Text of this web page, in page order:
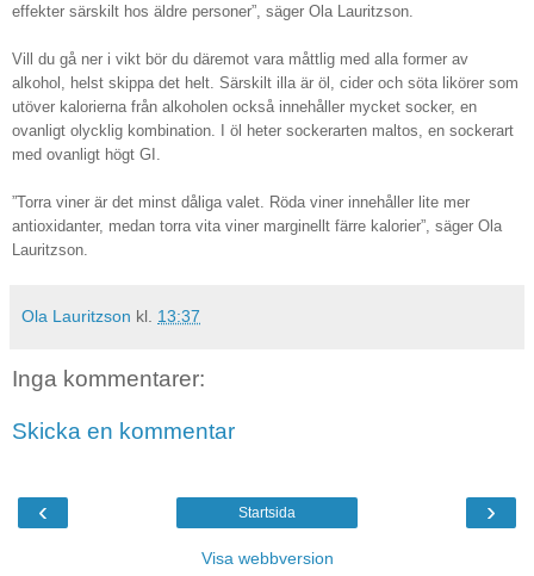
effekter särskilt hos äldre personer”, säger Ola Lauritzson.
Vill du gå ner i vikt bör du däremot vara måttlig med alla former av
alkohol, helst skippa det helt. Särskilt illa är öl, cider och söta likörer som
utöver kalorierna från alkoholen också innehåller mycket socker, en
ovanligt olycklig kombination. I öl heter sockerarten maltos, en sockerart
med ovanligt högt GI.
”Torra viner är det minst dåliga valet. Röda viner innehåller lite mer
antioxidanter, medan torra vita viner marginellt färre kalorier”, säger Ola
Lauritzson.
Ola Lauritzson kl. 13:37
Inga kommentarer:
Skicka en kommentar
‹ ›
Startsida
Visa webbversion